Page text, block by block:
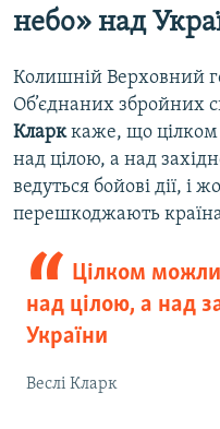
небо» над
Колишній Верховний
Об’єднаних збройних
Кларккаже, що цілком
над цілою, а над
ведуться бойові дії, і
перешкоджають
Цілком
над цілою, а над
України
Веслі Кларк